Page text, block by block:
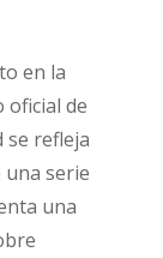
en la
oficial de
se refleja
una serie
una